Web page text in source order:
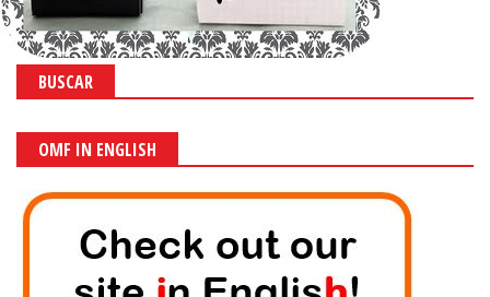
BUSCAR
OMF IN ENGLISH